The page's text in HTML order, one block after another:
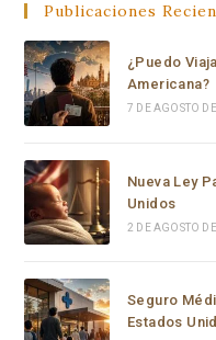
From the moment
with a level of speed,
that I have never seen
reviewed everything,
signed emergency
Judge — all in the
hours.
Carolina is not just a
immigration attorney
Publicaciones
¿Puedo
Americana?
7 DE AGOSTO
Nueva Ley
Unidos
2 DE AGOSTO
Seguro
Estados